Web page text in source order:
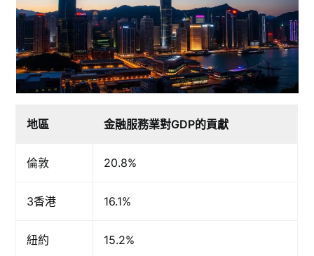
地區 金融服務業對GDP的貢獻
倫敦 20.8%
3香港 16.1%
紐約 15.2%